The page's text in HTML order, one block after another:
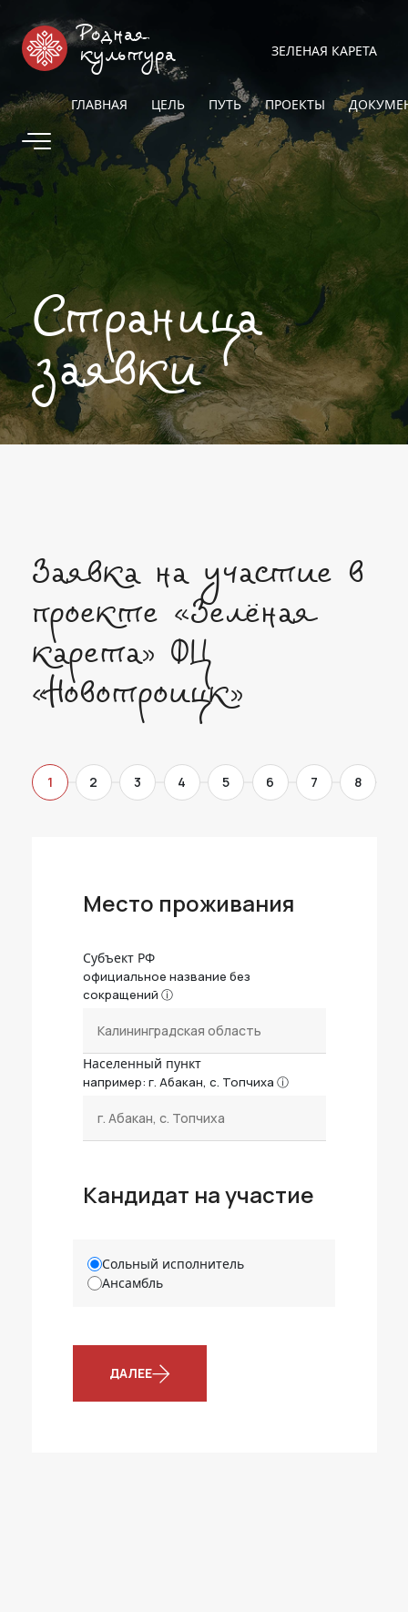
Родная
культура
ЗЕЛЕНАЯ КАРЕТА
ГЛАВНАЯ ЦЕЛЬ ПУТЬ ПРОЕКТЫ
Страница
заявки
Заявка на участие в
проекте «Зелёная
карета» ФЦ
«Новотроицк»
1 2 3 4 5 6 7 8
Место проживания
Субъект РФ
официальное название без
сокращений
Населенный пункт
например: г. Абакан, с. Топчиха
Кандидат на участие
Сольный исполнитель
Ансамбль
ДАЛЕЕ